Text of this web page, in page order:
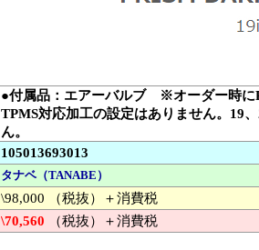
●付属品：エアーバルブ ※オーダー時に
TPMS対応加工の設定はありません。19
ん。
105013693013
タナベ（TANABE）
\98,000 （税抜）＋消費税
\70,560 （税抜）＋消費税